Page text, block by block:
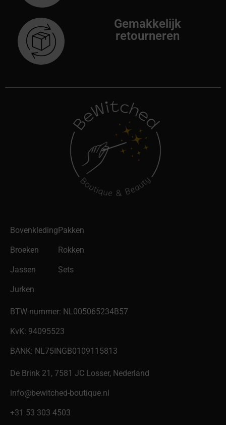
Gemakkelijk
retourneren
Bovenkleding
Broeken
Jassen
Jurken
Pakken
Rokken
Sets
BTW-nummer: NL005065234B57
KvK: 94095523
BANK: NL75INGB0109115813
De Brink 21, 7581 JC Losser, Nederland
info@bewitched-boutique.nl
‎+31 53 303 4503